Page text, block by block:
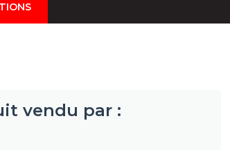
vendu par :